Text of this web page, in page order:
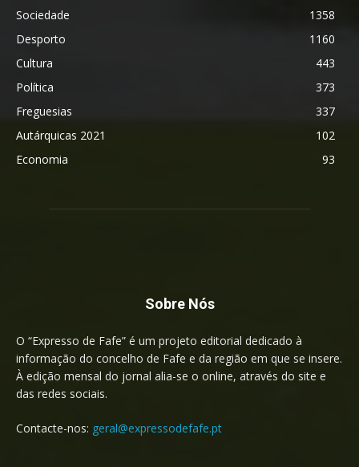
Sociedade
1358
Desporto
1160
Cultura
443
Política
373
Freguesias
337
Autárquicas 2021
102
Economia
93
Sobre Nós
O “Expresso de Fafe” é um projeto editorial dedicado à
informação do concelho de Fafe e da região em que se insere.
À edição mensal do jornal alia-se o online, através do site e
das redes sociais.
Contacte-nos: geral@expressodefafe.pt